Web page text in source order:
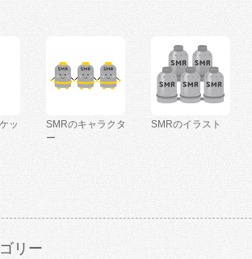
ッ
SMRのキャラクタ
ー
SMRのイラスト
リー